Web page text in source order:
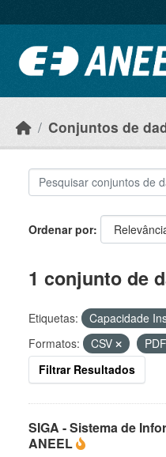
Conjuntos de
Ordenar por
1 conjunto de
Etiquetas: Capacidade
Formatos:
CSV PDF
Filtrar Resultados
SIGA - Sistema de
ANEEL